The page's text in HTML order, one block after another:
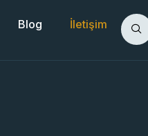
Blog İletişim